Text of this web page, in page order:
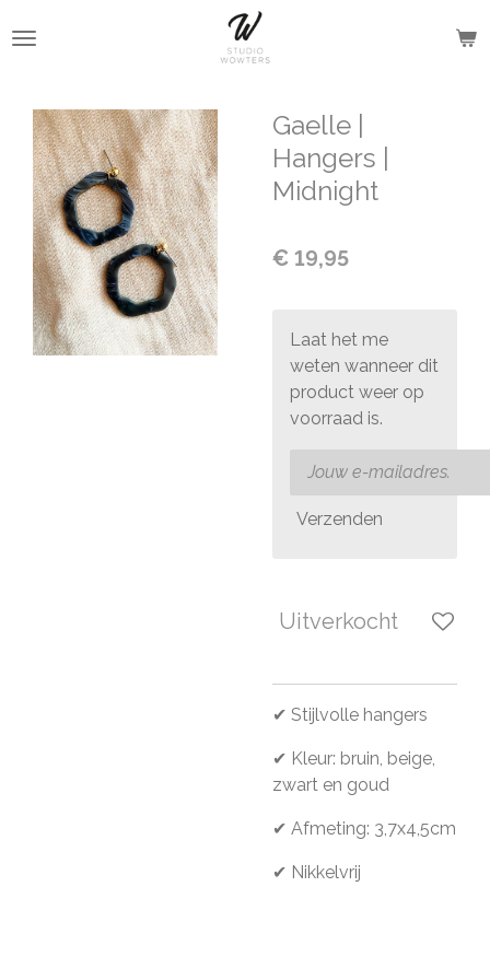
direct
hoofdinhoud
Gaelle |
Hangers |
Midnight
€ 19,95
Laat het me
weten wanneer dit
product weer op
voorraad is.
Verzenden
Uitverkocht
✔ Stijlvolle hangers
✔ Kleur: bruin, beige,
zwart en goud
✔ Afmeting: 3,7x4,5cm
✔ Nikkelvrij